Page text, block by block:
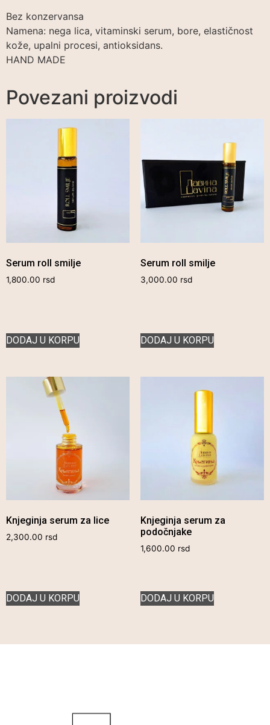
Bez konzervansa
Namena: nega lica, vitaminski serum, bore, elastičnost
kože, upalni procesi, antioksidans.
HAND MADE
Povezani proizvodi
Serum roll smilje
1,800.00 rsd
DODAJ U KORPU
Serum roll smilje
3,000.00 rsd
DODAJ U KORPU
Knjeginja serum za lice
2,300.00 rsd
DODAJ U KORPU
Knjeginja serum za
podočnjake
1,600.00 rsd
DODAJ U KORPU